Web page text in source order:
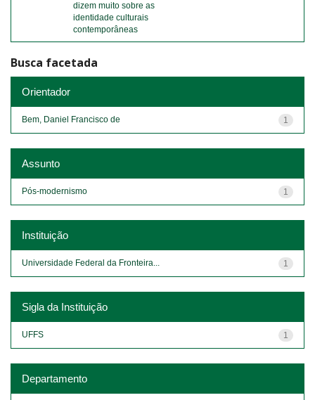
dizem muito sobre as
identidade culturais
contemporâneas
Busca facetada
Orientador
1
Bem, Daniel Francisco de
Assunto
1
Pós-modernismo
Instituição
1
Universidade Federal da Fronteira...
Sigla da Instituição
1
UFFS
Departamento